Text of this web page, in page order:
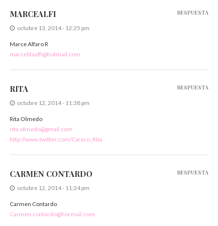
MARCEALFI
octubre 13, 2014 - 12:25 pm
Marce Alfaro R
marcelitaalfi@hotmail.com
RESPUESTA
RITA
octubre 12, 2014 - 11:38 pm
Rita Olmedo
rita.olmedo@gmail.com
http://www.twitter.com/Caraco_Rita
RESPUESTA
CARMEN CONTARDO
octubre 12, 2014 - 11:24 pm
Carmen Contardo
Carmen.contardo@hormail.com
RESPUESTA